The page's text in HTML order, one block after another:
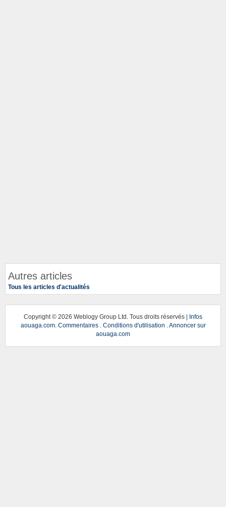
Autres articles
Tous les articles d'actualités
Copyright © 2026 Weblogy Group Ltd. Tous droits réservés |
Infos
aouaga.com. Commentaires. Conditions d'utilisation .Annoncer sur
aouaga.com